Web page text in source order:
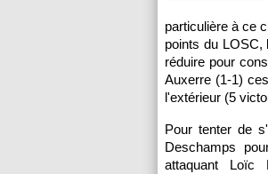
particulière à ce
points du
réduire pour
Auxerre (1-1)
l'extérieur (5
Pour tenter de
Deschamps
attaquant Loïc